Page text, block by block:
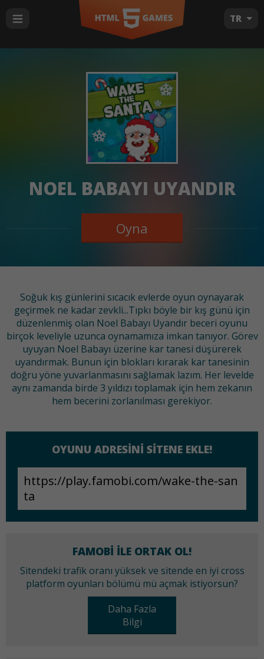
TR
NOEL BABAYI UYANDIR
Oyna
Soğuk kış günlerini sıcacık evlerde oyun oynayarak
geçirmek ne kadar zevkli...Tıpkı böyle bir kış günü için
düzenlenmiş olan Noel Babayı Uyandır beceri oyunu
birçok leveliyle uzunca oynamamıza imkan tanıyor. Görev
uyuyan Noel Babayı üzerine kar tanesi düşürerek
uyandırmak. Bunun için blokları kırarak kar tanesinin
doğru yöne yuvarlanmasını sağlamak lazım. Her levelde
aynı zamanda birde 3 yıldızı toplamak için hem zekanın
hem becerini zorlanılması gerekiyor.
OYUNU ADRESINI SITENE EKLE!
FAMOBI ILE ORTAK OL!
Sitendeki trafik oranı yüksek ve sitende en iyi cross
platform oyunları bölümü mü açmak istiyorsun?
Daha Fazla
Bilgi